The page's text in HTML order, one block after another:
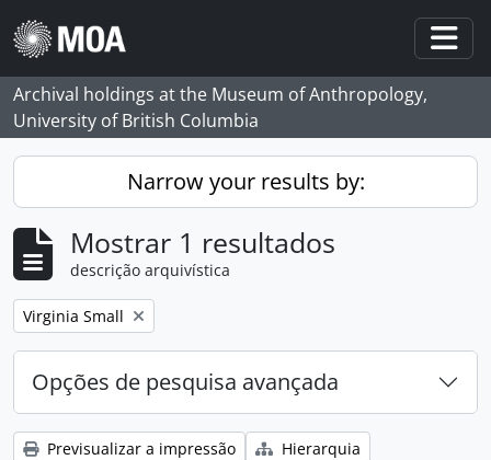
Skip to main content
Archival holdings at the Museum of Anthropology,
University of British Columbia
Narrow your results by:
Mostrar 1 resultados
descrição arquivística
Remove filter:
Virginia Small
Opções de pesquisa avançada
Previsualizar a impressão
Hierarquia